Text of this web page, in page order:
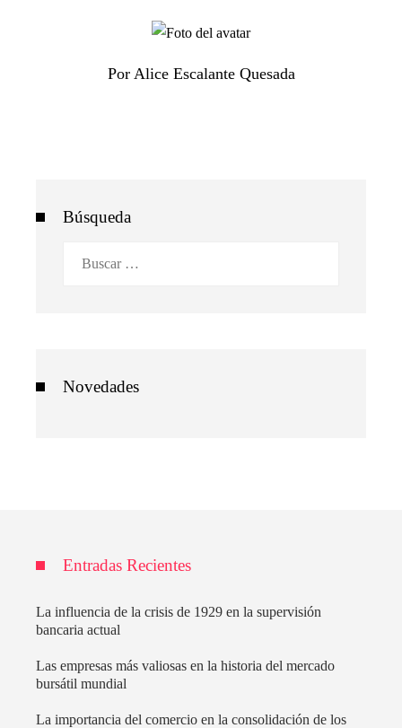
Por Alice Escalante Quesada
Búsqueda
Novedades
Entradas Recientes
La influencia de la crisis de 1929 en la supervisión
bancaria actual
Las empresas más valiosas en la historia del mercado
bursátil mundial
La importancia del comercio en la consolidación de los